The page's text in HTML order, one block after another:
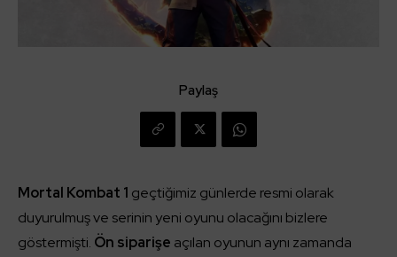
Paylaş
Mortal Kombat 1 geçtiğimiz günlerde resmi olarak
duyurulmuş ve serinin yeni oyunu olacağını bizlere
göstermişti. Ön siparişe açılan oyunun aynı zamanda